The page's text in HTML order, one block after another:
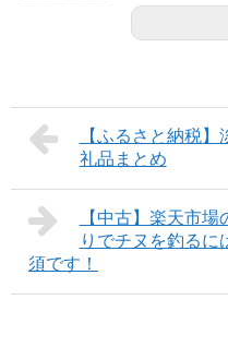
【ふるさと納税
礼品まとめ
【中古】楽天市
りでチヌを釣るに
須です！